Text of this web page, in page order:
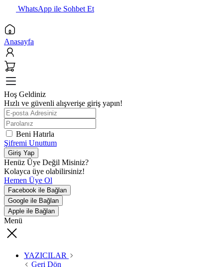
WhatsApp ile Sohbet Et
Anasayfa
Hoş Geldiniz
Hızlı ve güvenli alışverişe giriş yapın!
Beni Hatırla
Şifremi Unuttum
Giriş Yap
Henüz Üye Değil Misiniz?
Kolayca üye olabilirsiniz!
Hemen Üye Ol
Facebook ile Bağlan
Google ile Bağlan
Apple ile Bağlan
Menü
YAZICILAR
Geri Dön